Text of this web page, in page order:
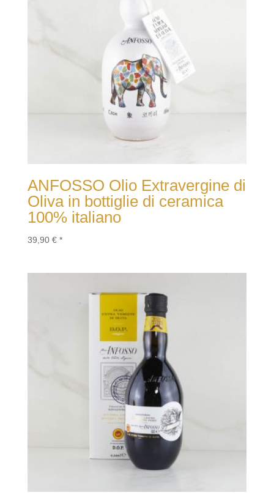
ANFOSSO Olio Extravergine di
Oliva in bottiglie di ceramica
100% italiano
39,90 € *